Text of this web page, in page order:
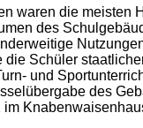
waren die
des
die Schüler
und
des
im